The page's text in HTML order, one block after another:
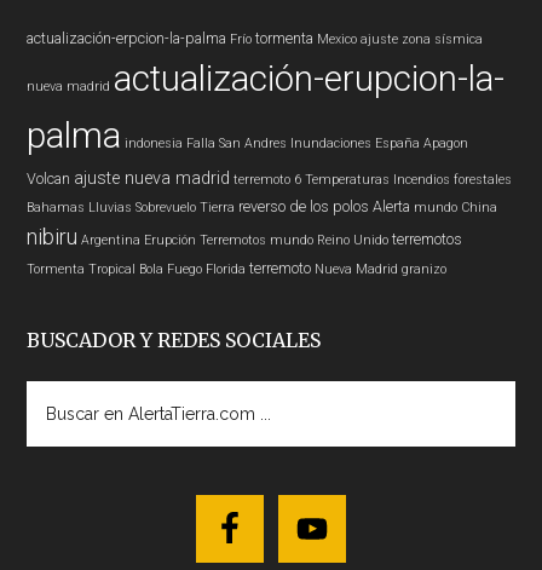
actualización-erpcion-la-palma Frío tormenta Mexico ajuste zona sísmica
nueva madrid actualización-erupcion-la-
palma indonesia Falla San Andres Inundaciones España Apagon
Volcan ajuste nueva madrid terremoto 6 Temperaturas Incendios forestales
Bahamas Lluvias Sobrevuelo Tierra reverso de los polos Alerta mundo China
nibiru Argentina Erupción Terremotos mundo Reino Unido terremotos
Tormenta Tropical Bola Fuego Florida terremoto Nueva Madrid granizo
BUSCADOR Y REDES SOCIALES
AlertaTierra.com